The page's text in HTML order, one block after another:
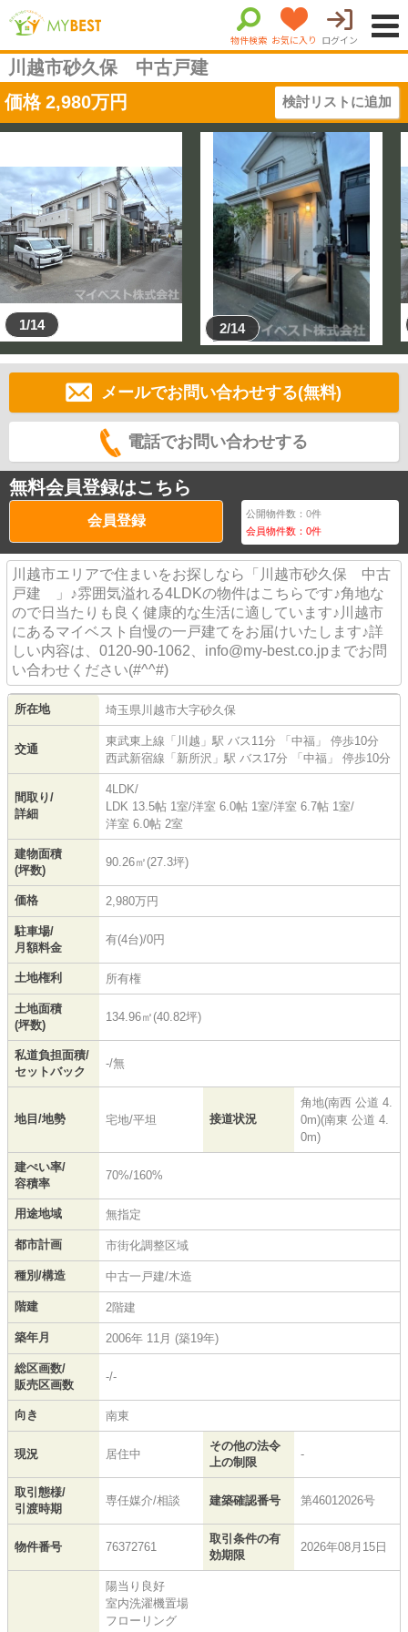
物件検索 お気に入り ログイン
川越市砂久保 中古戸建
価格 2,980万円 検討リストに追加
1/14 2/14
メールでお問い合わせする(無料)
電話でお問い合わせする
無料会員登録はこちら
会員登録 公開物件数：0件
会員物件数：0件
川越市エリアで住まいをお探しなら「川越市砂久保 中古
戸建 」♪雰囲気溢れる4LDKの物件はこちらです♪角地な
ので日当たりも良く健康的な生活に適しています♪川越市
にあるマイベスト自慢の一戸建てをお届けいたします♪詳
しい内容は、0120-90-1062、info@my-best.co.jpまでお問
い合わせください(#^^#)
所在地 埼玉県川越市大字砂久保
交通
東武東上線 「 川越 」駅 バス11分 「中福」 停歩10分
西武新宿線 「 新所沢 」駅 バス17分 「中福」 停歩10分
間取り/
詳細
4LDK/
LDK 13.5帖 1室/洋室 6.0帖 1室/洋室 6.7帖 1室/
洋室 6.0帖 2室
建物面積
(坪数)
90.26㎡(27.3坪)
価格 2,980万円
駐車場/
月額料金
有(4台)/0円
土地権利 所有権
土地面積
(坪数)
134.96㎡(40.82坪)
私道負担面積/
セットバック
-/無
地目/地勢 宅地/平坦 接道状況
角地(南西 公道 4.
0m)(南東 公道 4.
0m)
建ぺい率/
容積率
70%/160%
用途地域 無指定
都市計画 市街化調整区域
種別/構造 中古一戸建/木造
階建 2階建
築年月 2006年 11月 (築19年)
総区画数/
販売区画数
-/-
向き 南東
現況 居住中
その他の法令
上の制限
-
取引態様/
引渡時期
専任媒介/相談 建築確認番号 第46012026号
物件番号 76372761
取引条件の有
効期限
2026年08月15日
陽当り良好
室内洗濯機置場
フローリング